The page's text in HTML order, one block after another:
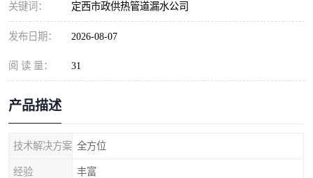
关键词： 定西市政供热管道漏水公司
发布日期： 2026-08-07
阅 读 量： 31
产品描述
技术解决方案 全方位
经验 丰富